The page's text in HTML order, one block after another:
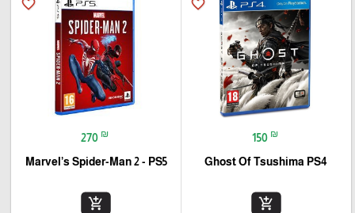
favorite_border
150 ₪
Ghost Of Tsushima PS4
add_shopping_cart
favorite_border
270 ₪
Marvel’s Spider-Man 2 - PS5
add_shopping_cart